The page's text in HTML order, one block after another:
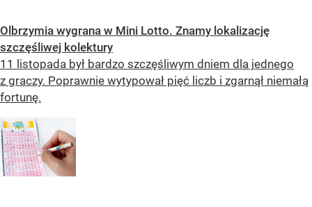
Olbrzymia wygrana w Mini Lotto. Znamy lokalizację
szczęśliwej kolektury
11 listopada był bardzo szczęśliwym dniem dla jednego
z graczy. Poprawnie wytypował pięć liczb i zgarnął niemałą
fortunę.